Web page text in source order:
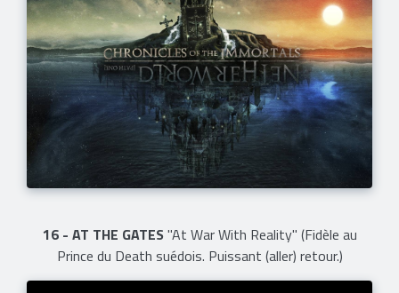
16 - AT THE GATES"At War With Reality" (Fidèle au
Prince du Death suédois. Puissant (aller) retour.)